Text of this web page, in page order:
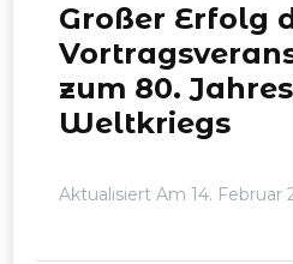
Großer Erfolg
zum 80.
Weltkriegs
Aktualisiert Am 14. Februar